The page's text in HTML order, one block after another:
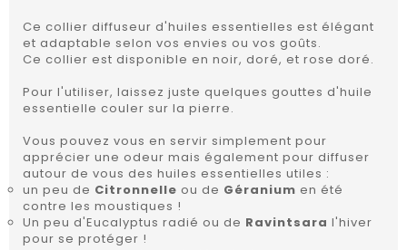
Ce collier diffuseur d'huiles essentielles est élégant
et adaptable selon vos envies ou vos goûts.
Ce collier est disponible en noir, doré, et rose doré.
Pour l'utiliser, laissez juste quelques gouttes d'huile
essentielle couler sur la pierre.
Vous pouvez vous en servir simplement pour
apprécier une odeur mais également pour diffuser
autour de vous des huiles essentielles utiles :
un peu de Citronnelle ou de Géranium en été
contre les moustiques !
Un peu d'Eucalyptus radié ou de Ravintsara l'hiver
pour se protéger !